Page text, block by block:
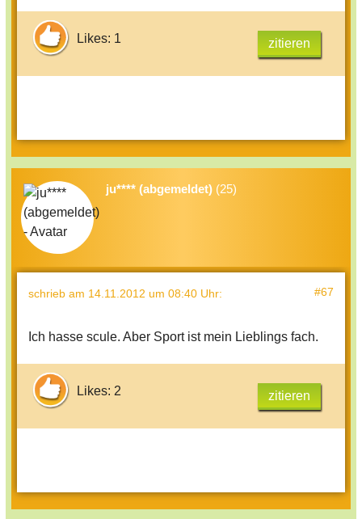
Likes: 1 zitieren
ju**** (abgemeldet) (25)
schrieb am 14.11.2012 um 08:40 Uhr: #67
Ich hasse scule. Aber Sport ist mein Lieblings fach.
Likes: 2 zitieren